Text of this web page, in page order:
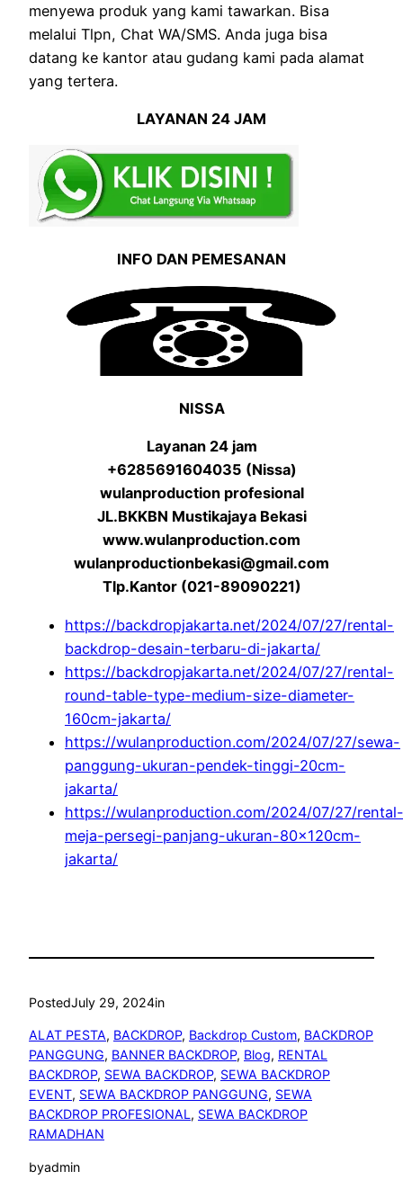
menyewa produk yang kami tawarkan. Bisa
melalui Tlpn, Chat WA/SMS. Anda juga bisa
datang ke kantor atau gudang kami pada alamat
yang tertera.
LAYANAN 24 JAM
INFO DAN PEMESANAN
NISSA
Layanan 24 jam
+6285691604035 (Nissa)
wulanproduction profesional
JL.BKKBN Mustikajaya Bekasi
www.wulanproduction.com
wulanproductionbekasi@gmail.com
Tlp.Kantor (021-89090221)
https://backdropjakarta.net/2024/07/27/rental-
backdrop-desain-terbaru-di-jakarta/
https://backdropjakarta.net/2024/07/27/rental-
round-table-type-medium-size-diameter-
160cm-jakarta/
https://wulanproduction.com/2024/07/27/sewa-
panggung-ukuran-pendek-tinggi-20cm-
jakarta/
https://wulanproduction.com/2024/07/27/rental-
meja-persegi-panjang-ukuran-80x120cm-
jakarta/
PostedJuly 29, 2024in
ALAT PESTA, BACKDROP, Backdrop Custom, BACKDROP
PANGGUNG, BANNER BACKDROP, Blog, RENTAL
BACKDROP, SEWA BACKDROP, SEWA BACKDROP
EVENT, SEWA BACKDROP PANGGUNG, SEWA
BACKDROP PROFESIONAL, SEWA BACKDROP
RAMADHAN
byadmin